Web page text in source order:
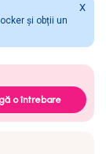
și obții un
X
o întrebare